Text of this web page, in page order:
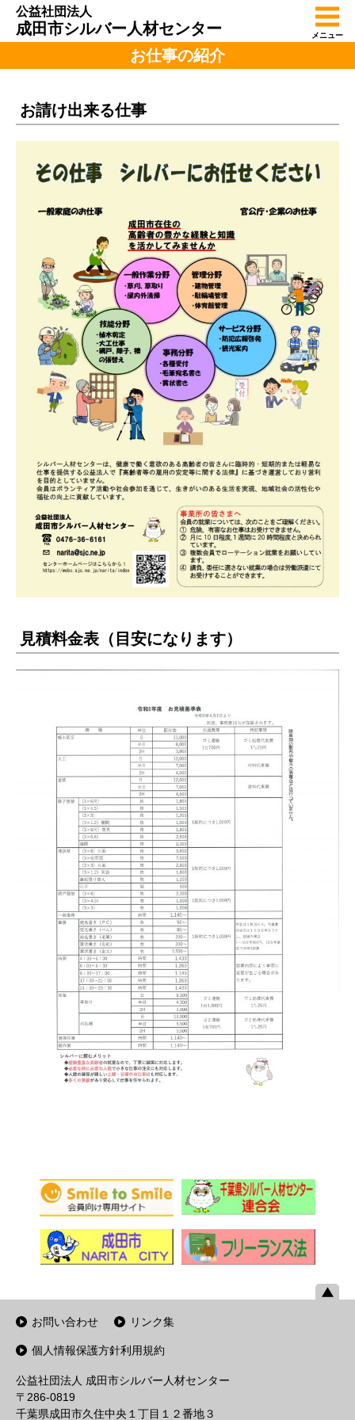
公益社団法人
成田市シルバー人材センター メニュー
お仕事の紹介
お請け出来る仕事
見積料金表（目安になります）
お問い合わせ リンク集
個人情報保護方針利用規約
公益社団法人 成田市シルバー人材センター
〒286-0819
千葉県成田市久住中央１丁目１２番地３